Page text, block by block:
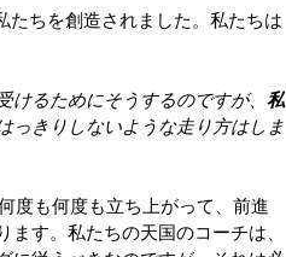
たちを創造されました。私たちは
るためにそうするのですが、 私
っきりしないような走り方はしま
度も何度も立ち上がって、前進
す。私たちの天国のコーチは、